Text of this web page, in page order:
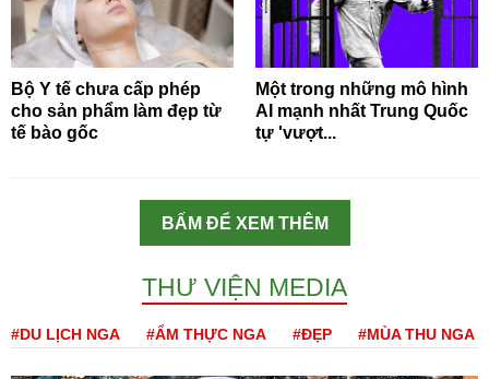
Bộ Y tế chưa cấp phép
cho sản phẩm làm đẹp từ
tế bào gốc
Một trong những mô hình
AI mạnh nhất Trung Quốc
tự 'vượt...
BẤM ĐỂ XEM THÊM
THƯ VIỆN MEDIA
#DU LỊCH NGA #ẨM THỰC NGA #ĐẸP #MÙA THU NGA